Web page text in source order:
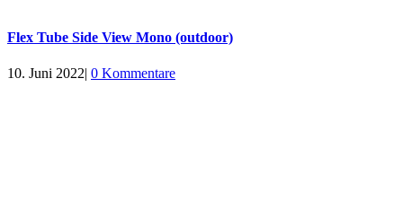
Flex Tube Side View Mono (outdoor)
10. Juni 2022| 0 Kommentare